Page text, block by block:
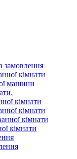
замовлення
кімнати
машини
кімнати
кімнати
кімнати
кімнати